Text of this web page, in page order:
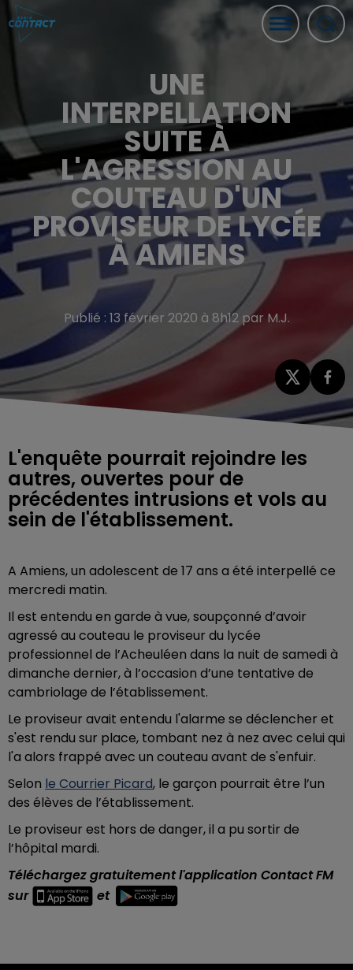
UNE
INTERPELLATION
SUITE À
L'AGRESSION AU
COUTEAU D'UN
PROVISEUR DE LYCÉE
À AMIENS
Publié : 13 février 2020 à 8h12 par M.J.
L'enquête pourrait rejoindre les
autres, ouvertes pour de
précédentes intrusions et vols au
sein de l'établissement.
A Amiens, un adolescent de 17 ans a été interpellé ce
mercredi matin.
Il est entendu en garde à vue, soupçonné d’avoir
agressé au couteau le proviseur du lycée
professionnel de l’Acheuléen dans la nuit de samedi à
dimanche dernier, à l’occasion d’une tentative de
cambriolage de l’établissement.
Le proviseur avait entendu l'alarme se déclencher et
s'est rendu sur place, tombant nez à nez avec celui qui
l'a alors frappé avec un couteau avant de s'enfuir.
Selon le Courrier Picard, le garçon pourrait être l’un
des élèves de l’établissement.
Le proviseur est hors de danger, il a pu sortir de
l’hôpital mardi.
Téléchargez gratuitement l'application Contact FM
sur
et